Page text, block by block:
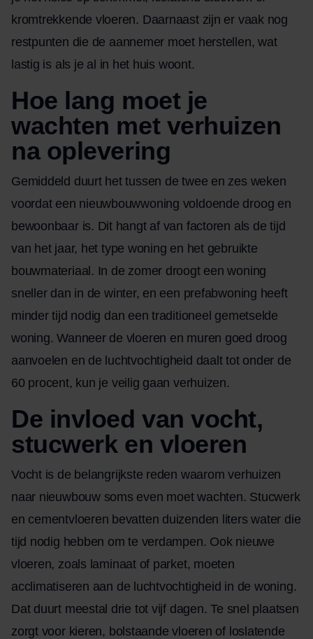
kromtrekkende vloeren. Daarnaast zijn er vaak nog
restpunten die de aannemer moet herstellen, wat
lastig is als je al in het huis woont.
Hoe lang moet je
wachten met verhuizen
na oplevering
Gemiddeld duurt het tussen de twee en zes weken
voordat een nieuwbouwwoning voldoende droog en
bewoonbaar is. Dit hangt af van factoren als de tijd
van het jaar, het type woning en het gebruikte
bouwmateriaal. In de zomer droogt een woning
sneller dan in de winter, en een prefabwoning heeft
minder tijd nodig dan een traditioneel gemetselde
woning. Wanneer de vloeren en muren goed droog
aanvoelen en de luchtvochtigheid daalt tot onder de
60 procent, kun je veilig gaan verhuizen.
De invloed van vocht,
stucwerk en vloeren
Vocht is de belangrijkste reden waarom verhuizen
naar nieuwbouw soms even moet wachten. Stucwerk
en cementvloeren bevatten duizenden liters water die
tijd nodig hebben om te verdampen. Ook nieuwe
vloeren, zoals laminaat of parket, moeten
acclimatiseren aan de luchtvochtigheid in de woning.
Dat duurt meestal drie tot vijf dagen. Te snel plaatsen
zorgt voor kieren, bolstaande vloeren of loslatende